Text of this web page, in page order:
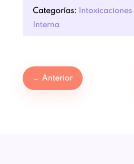
Categorías: Intoxicaciones|
Interna
← Anterior